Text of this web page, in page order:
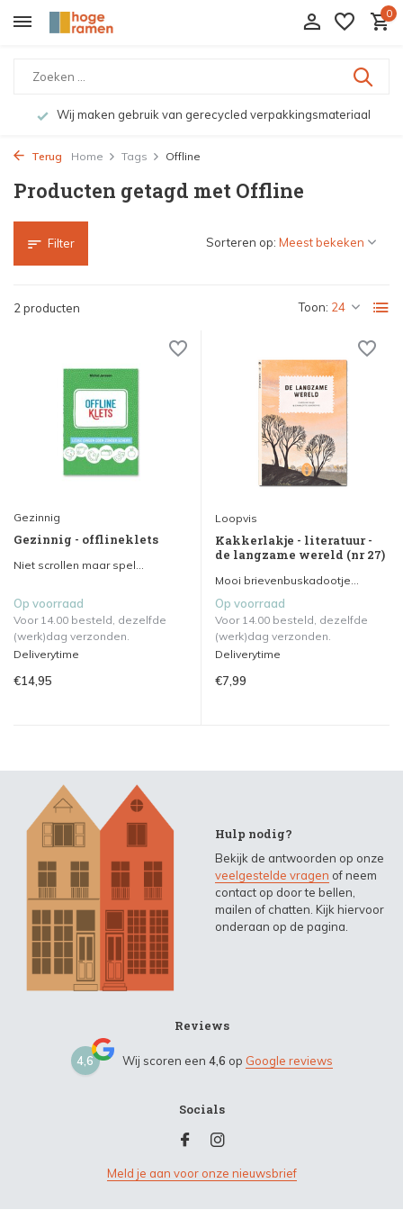
0
Wij maken gebruik van gerecycled verpakkingsmateriaal
Terug Home Tags Offline
Producten getagd met Offline
Filter
2 producten Toon:
Sorteren op:
Gezinnig
Gezinnig - offlineklets
Niet scrollen maar spel...
Op voorraad
Voor 14.00 besteld, dezelfde
(werk)dag verzonden.
Deliverytime
€14,95
Loopvis
Kakkerlakje - literatuur -
de langzame wereld (nr 27)
Mooi brievenbuskadootje...
Op voorraad
Voor 14.00 besteld, dezelfde
(werk)dag verzonden.
Deliverytime
€7,99
Hulp nodig?
Bekijk de antwoorden op onze
veelgestelde vragen of neem
contact op door te bellen,
mailen of chatten. Kijk hiervoor
onderaan op de pagina.
Reviews
4,6 Wij scoren een 4,6 op Google reviews
Socials
Meld je aan voor onze nieuwsbrief